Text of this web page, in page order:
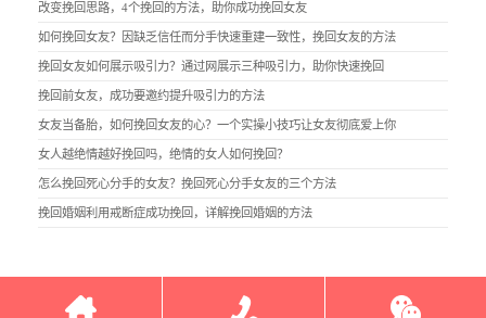
改变挽回思路，4个挽回的方法，助你成功挽回女友
如何挽回女友？因缺乏信任而分手快速重建一致性，挽回女友的方法
挽回女友如何展示吸引力？通过网展示三种吸引力，助你快速挽回
挽回前女友，成功要邀约提升吸引力的方法
女友当备胎，如何挽回女友的心？一个实操小技巧让女友彻底爱上你
女人越绝情越好挽回吗，绝情的女人如何挽回？
怎么挽回死心分手的女友？挽回死心分手女友的三个方法
挽回婚姻利用戒断症成功挽回，详解挽回婚姻的方法